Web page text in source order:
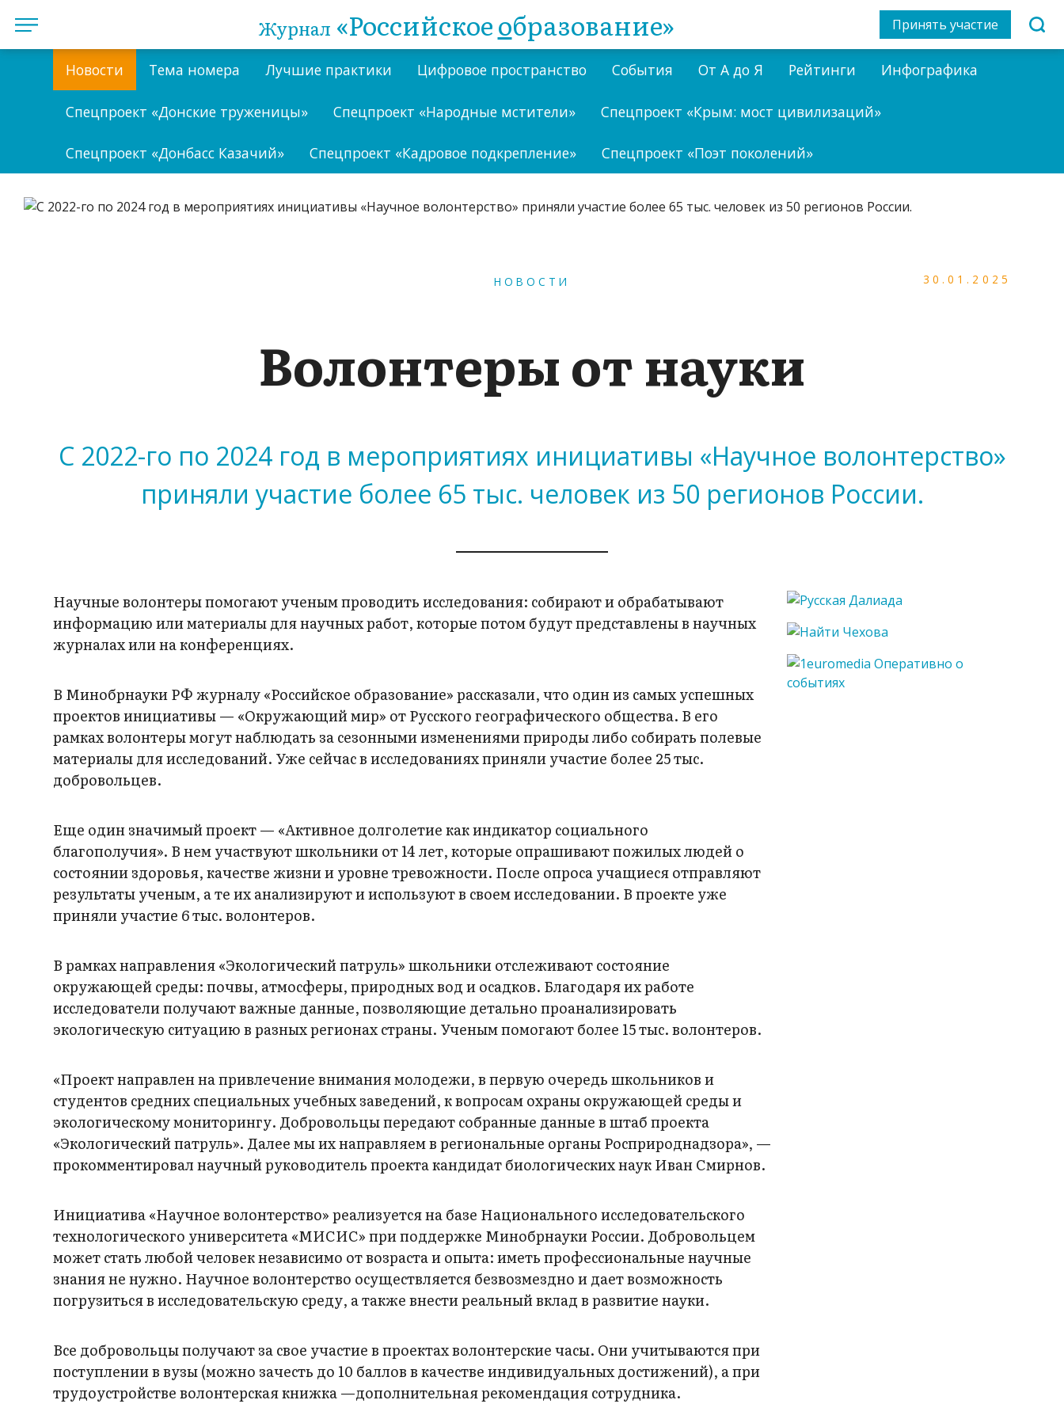
Журнал «Российскоеобразование» Принять участие
Новости Тема номера Лучшие практики Цифровое пространство События От А до Я Рейтинги Инфографика
Спецпроект «Донские труженицы» Спецпроект «Народные мстители» Спецпроект «Крым: мост цивилизаций»
Спецпроект «Донбасс Казачий» Спецпроект «Кадровое подкрепление» Спецпроект «Поэт поколений»
НОВОСТИ 30.01.2025
Волонтеры от науки
С 2022-го по 2024 год в мероприятиях инициативы «Научное волонтерство»
приняли участие более 65 тыс. человек из 50 регионов России.
Научные волонтеры помогают ученым проводить исследования: собирают и обрабатывают
информацию или материалы для научных работ, которые потом будут представлены в научных
журналах или на конференциях.
В Минобрнауки РФ журналу «Российское образование» рассказали, что один из самых успешных
проектов инициативы — «Окружающий мир» от Русского географического общества. В его
рамках волонтеры могут наблюдать за сезонными изменениями природы либо собирать полевые
материалы для исследований. Уже сейчас в исследованиях приняли участие более 25 тыс.
добровольцев.
Еще один значимый проект — «Активное долголетие как индикатор социального
благополучия». В нем участвуют школьники от 14 лет, которые опрашивают пожилых людей о
состоянии здоровья, качестве жизни и уровне тревожности. После опроса учащиеся отправляют
результаты ученым, а те их анализируют и используют в своем исследовании. В проекте уже
приняли участие 6 тыс. волонтеров.
В рамках направления «Экологический патруль» школьники отслеживают состояние
окружающей среды: почвы, атмосферы, природных вод и осадков. Благодаря их работе
исследователи получают важные данные, позволяющие детально проанализировать
экологическую ситуацию в разных регионах страны. Ученым помогают более 15 тыс. волонтеров.
«Проект направлен на привлечение внимания молодежи, в первую очередь школьников и
студентов средних специальных учебных заведений, к вопросам охраны окружающей среды и
экологическому мониторингу. Добровольцы передают собранные данные в штаб проекта
«Экологический патруль». Далее мы их направляем в региональные органы Росприроднадзора», —
прокомментировал научный руководитель проекта кандидат биологических наук Иван Смирнов.
Инициатива «Научное волонтерство» реализуется на базе Национального исследовательского
технологического университета «МИСИС» при поддержке Минобрнауки России. Добровольцем
может стать любой человек независимо от возраста и опыта: иметь профессиональные научные
знания не нужно. Научное волонтерство осуществляется безвозмездно и дает возможность
погрузиться в исследовательскую среду, а также внести реальный вклад в развитие науки.
Все добровольцы получают за свое участие в проектах волонтерские часы. Они учитываются при
поступлении в вузы (можно зачесть до 10 баллов в качестве индивидуальных достижений), а при
трудоустройстве волонтерская книжка —дополнительная рекомендация сотрудника.